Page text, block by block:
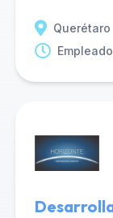
Querétaro